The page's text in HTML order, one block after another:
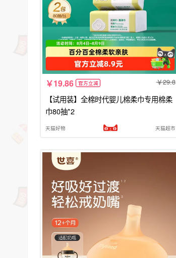
19.86 官方立减 29.8
【试用装】全棉时代婴儿棉柔巾专用棉柔
巾80抽*2
天猫好物 天猫超市